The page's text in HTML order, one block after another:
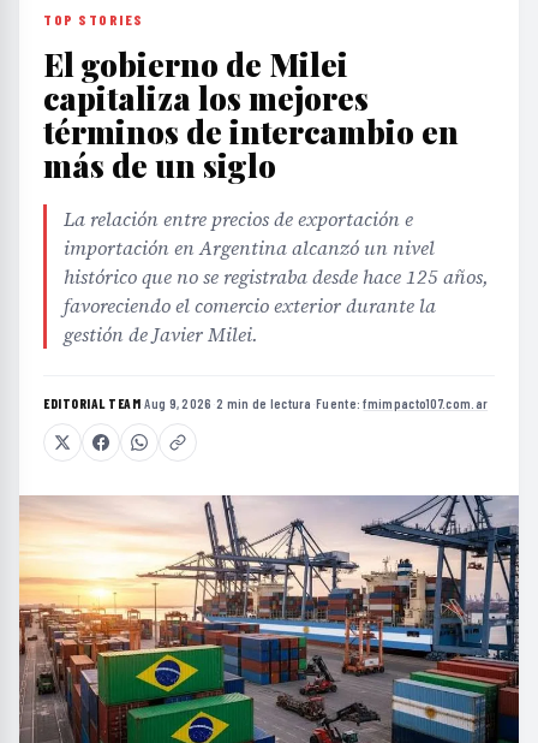
TOP STORIES
El gobierno de Milei
capitaliza los mejores
términos de intercambio en
más de un siglo
La relación entre precios de exportación e
importación en Argentina alcanzó un nivel
histórico que no se registraba desde hace 125 años,
favoreciendo el comercio exterior durante la
gestión de Javier Milei.
EDITORIAL TEAM·Aug 9, 2026 ·2 min de lectura ·Fuente:fmimpacto107.com.ar